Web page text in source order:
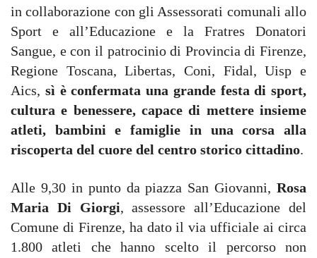
in collaborazione con gli Assessorati comunali allo
Sport e all’Educazione e la Fratres Donatori
Sangue, e con il patrocinio di Provincia di Firenze,
Regione Toscana, Libertas, Coni, Fidal, Uisp e
Aics, sì è confermata una grande festa di sport,
cultura e benessere, capace di mettere insieme
atleti, bambini e famiglie in una corsa alla
riscoperta del cuore del centro storico cittadino.
Alle 9,30 in punto da piazza San Giovanni, Rosa
Maria Di Giorgi, assessore all’Educazione del
Comune di Firenze, ha dato il via ufficiale ai circa
1.800 atleti che hanno scelto il percorso non